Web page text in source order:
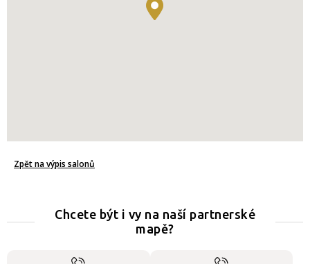
Zpět na výpis salonů
Chcete být i vy na naší partnerské
mapě?